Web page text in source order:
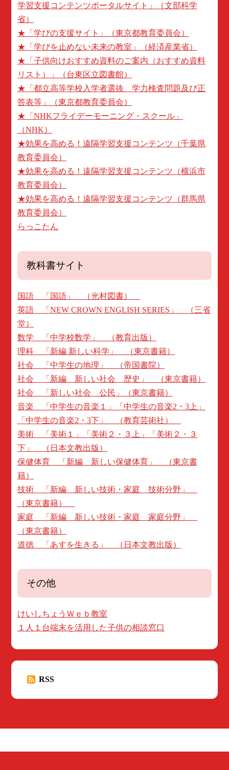
学習支援コンテンツポータルサイト」（文部科学
省）
★「学びの支援サイト」（東京都教育委員会）
★「学びを止めない未来の教室」（経済産業省）
★「子供向けおすすめ資料のご案内（おすすめ資料
リスト）」（台東区立図書館）
★「都立高等学校入学者選抜 学力検査問題及び正
答表等」（東京都教育委員会）
★「NHKフライデーモーニング・スクール」
（NHK）
★効果を高める！遠隔学習支援コンテンツ（千葉県
教育委員会）
★効果を高める！遠隔学習支援コンテンツ（横浜市
教育委員会）
★効果を高める！遠隔学習支援コンテンツ（群馬県
教育委員会）
らっこたん
教科書サイト
国語 「国語」 （光村図書）
英語 「NEW CROWN ENGLISH SERIES」 （三省
堂）
数学 「中学校数学」 （教育出版）
理科 「新編 新しい科学」 （東京書籍）
社会 「中学生の地理」 （帝国書院）
社会 「新編 新しい社会 歴史」 （東京書籍）
社会 「新しい社会 公民」（東京書籍）
音楽 「中学生の音楽１」「中学生の音楽2・3上」
「中学生の音楽2・3下」 （教育芸術社）
美術 「美術１」「美術２・３上」「美術２・３
下」 （日本文教出版）
保健体育 「新編 新しい保健体育」 （東京書
籍）
技術 「新編 新しい技術・家庭 技術分野」
（東京書籍）
家庭 「新編 新しい技術・家庭 家庭分野」
（東京書籍）
道徳 「あすを生きる」 （日本文教出版）
その他
けいしちょうＷｅｂ教室
１人１台端末を活用した子供の相談窓口
RSS